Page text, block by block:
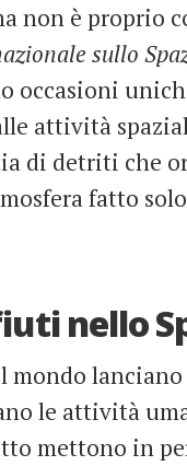
non è proprio
sullo
occasioni
attività
di detriti che
fatto
nello
lanciano
le attività
mettono in